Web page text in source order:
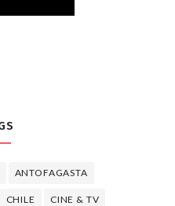
ANTOFAGASTA
CHILE CINE & TV